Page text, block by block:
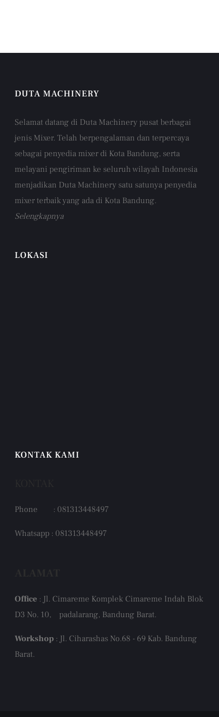
DUTA MACHINERY
Selamat datang di Duta Machinery pusat berbagai
jenis Mixer. Telah berpengalaman dan terpercaya
sebagai penyedia mixer di Kota Bandung, serta
melayani pengiriman ke seluruh wilayah Indonesia
menjadikan Duta Machinery satu satunya penyedia
mixer terbaik yang ada di Kota Bandung.
Selengkapnya
LOKASI
KONTAK KAMI
Phone : 081313448497
Whatsapp : 081313448497
Office : Jl. Cimareme Komplek Cimareme Indah Blok
D3 No. 10, padalarang, Bandung Barat.
Workshop : Jl. Ciharashas No.68 - 69 Kab. Bandung
Barat.